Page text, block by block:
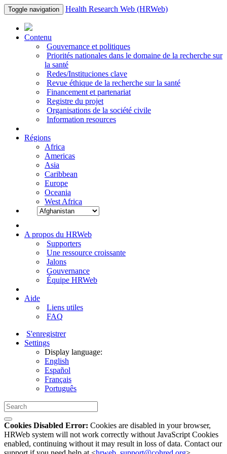
Toggle navigation Health Research Web (HRWeb)
Contenu
Gouvernance et politiques
Priorités nationales dans le domaine de la recherche sur
la santé
Redes/Instituciones clave
Revue éthique de la recherche sur la santé
Financement et partenariat
Registre du projet
Organisations de la société civile
Information resources
Régions
Africa
Americas
Asia
Caribbean
Europe
Oceania
West Africa
A propos du HRWeb
Supporters
Une ressource croissante
Jalons
Gouvernance
Équipe HRWeb
Aide
Liens utiles
FAQ
S'enregistrer
Settings
Display language:
English
Español
Français
Português
Cookies Disabled Error: Cookies are disabled in your browser,
HRWeb system will not work correctly without JavaScript Cookies
enabled, continuing without it may result in loss of data. Contact our